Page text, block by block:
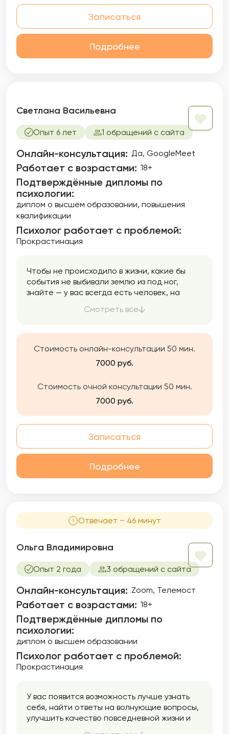
Записаться
Подробнее
Светлана Васильевна
Опыт 6 лет 1 обращений с сайта
Онлайн-консультация: Да, GoogleMeet
Работает с возрастами: 18+
Подтверждённые дипломы по
психологии:
диплом о высшем образовании повышения
квалификации
Психолог работает с проблемой:
Прокрастинация
Чтобы не происходило в жизни, какие бы
события не выбивали землю из под ног,
знайте — у вас всегда есть человек, на
Этот человек Вы сами. А я помогу вам лучше
ресурсы.
Смотреть все
Стоимость онлайн-консультации 50 мин.
7000 руб.
Стоимость очной консультации 50 мин.
7000 руб.
Записаться
Подробнее
Отвечает ~ 46 минут
Ольга Владимировна
Опыт 2 года 3 обращений с сайта
Онлайн-консультация: Zoom, Телемост
Работает с возрастами: 18+
Подтверждённые дипломы по
психологии:
диплом о высшем образовании
Психолог работает с проблемой:
Прокрастинация
У вас появится возможность лучше узнать
себя, найти ответы на волнующие вопросы,
улучшить качество повседневной жизни и